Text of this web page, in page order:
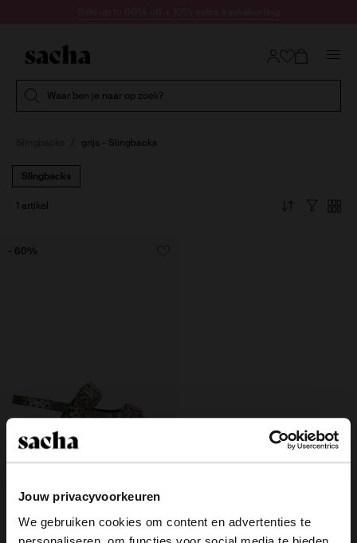
Jouw privacyvoorkeuren
We gebruiken cookies om content en advertenties te
Waar ben je naar op zoek?
grijs - Slingbacks
Slingbacks
1 artikel
110.00
44.00
- 60%